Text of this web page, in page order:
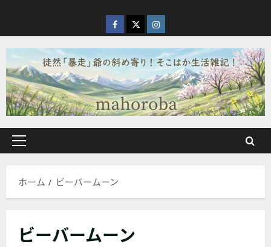
を
ス
キ
ッ
プ
facebook
X Instagram
メ
ン
ー
ホーム ビーバームーン
ビーバームーン